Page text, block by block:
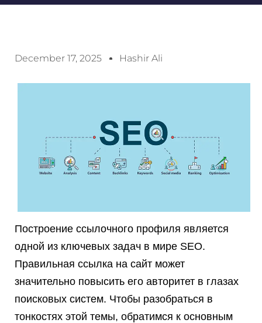
December 17, 2025 Hashir Ali
Построение ссылочного профиля является
одной из ключевых задач в мире SEO.
Правильная ссылка на сайт может
значительно повысить его авторитет в глазах
поисковых систем. Чтобы разобраться в
тонкостях этой темы, обратимся к основным